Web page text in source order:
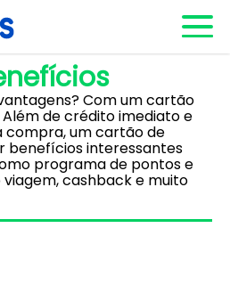
Com um cartão
de crédito imediato e
compra, um cartão de
benefícios interessantes
programa de pontos e
cashback e muito